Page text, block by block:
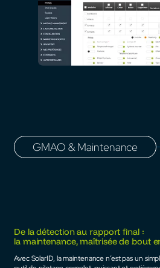
GMAO & Maintenance
De la détection au rapport final :
la maintenance, maîtrisée de bout
Avec SolarID, la maintenance n’est pas un